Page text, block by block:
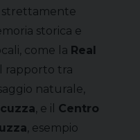
strettamente
storica e
come la Real
rapporto tra
naturale,
, e il Centro
, esempio